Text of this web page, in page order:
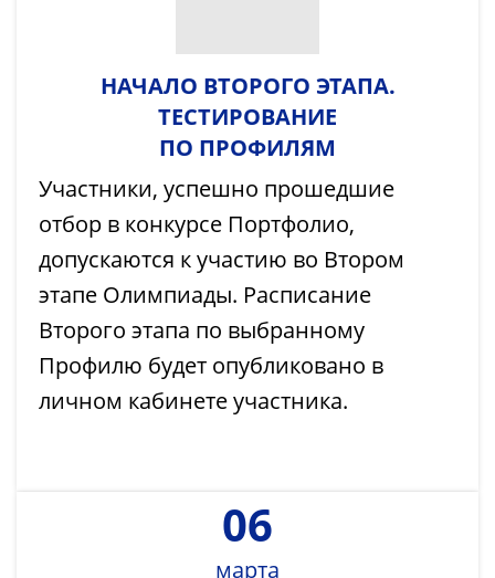
НАЧАЛО ВТОРОГО ЭТАПА.
ТЕСТИРОВАНИЕ
ПО ПРОФИЛЯМ
Участники, успешно прошедшие
отбор в конкурсе Портфолио,
допускаются к участию во Втором
этапе Олимпиады. Расписание
Второго этапа по выбранному
Профилю будет опубликовано в
личном кабинете участника.
06
марта